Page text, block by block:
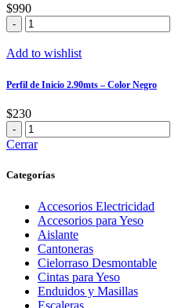
$990
Revestimiento
WPC
Exterior
Claro
cantidad
Add to wishlist
Perfil de Inicio 2.90mts – Color Negro
$230
Perfil
de
2.90mts
–
Negro
cantidad
Cerrar
Categorías
Accesorios Electricidad
Accesorios para Yeso
Aislante
Cantoneras
Cielorraso Desmontable
Cintas para Yeso
Enduidos y Masillas
Escaleras